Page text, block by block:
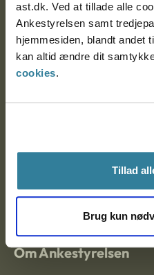
ast.dk. Ved at tillade alle
Ankestyrelsen samt
hjemmesiden, blandt andet
kan altid ændre dit
cookies.
Tillad
Brug kun
Nytorv 7, 2. sal
9000 Aalborg
CVR: 1007 4002
Om Ankestyrelsen